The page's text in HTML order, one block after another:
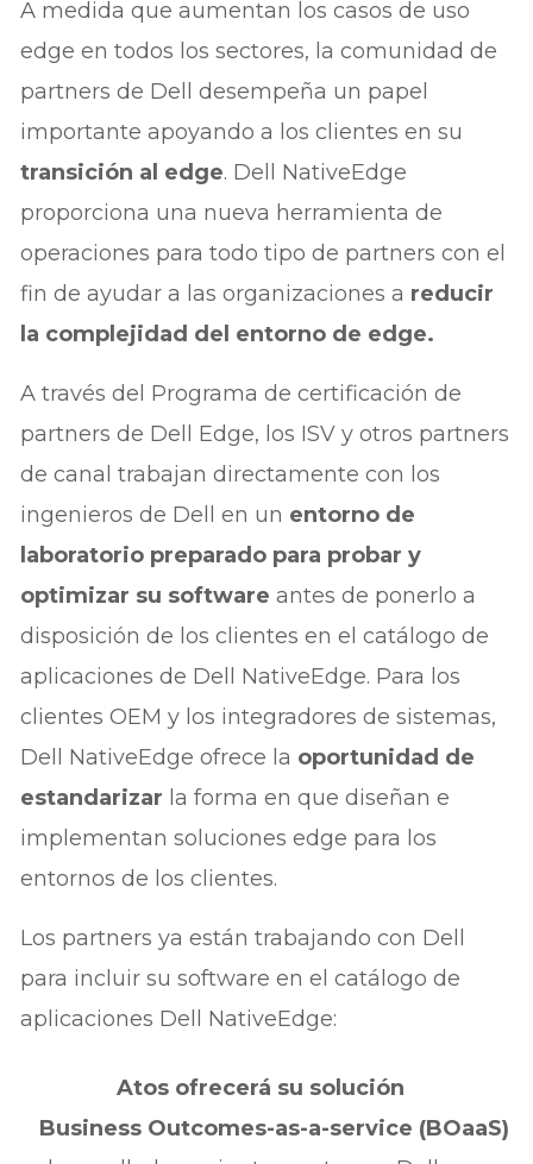
A medida que aumentan los casos de uso
edge en todos los sectores, la comunidad de
partners de Dell desempeña un papel
importante apoyando a los clientes en su
transición al edge. Dell NativeEdge
proporciona una nueva herramienta de
operaciones para todo tipo de partners con el
fin de ayudar a las organizaciones a reducir
la complejidad del entorno de edge.
A través del Programa de certificación de
partners de Dell Edge, los ISV y otros partners
de canal trabajan directamente con los
ingenieros de Dell en un entorno de
laboratorio preparado para probar y
optimizar su softwareantes de ponerlo a
disposición de los clientes en el catálogo de
aplicaciones de Dell NativeEdge. Para los
clientes OEM y los integradores de sistemas,
Dell NativeEdge ofrece la oportunidad de
estandarizar la forma en que diseñan e
implementan soluciones edge para los
entornos de los clientes.
Los partners ya están trabajando con Dell
para incluir su software en el catálogo de
aplicaciones Dell NativeEdge:
Atos ofrecerá su solución
Business Outcomes-as-a-service (BOaaS)